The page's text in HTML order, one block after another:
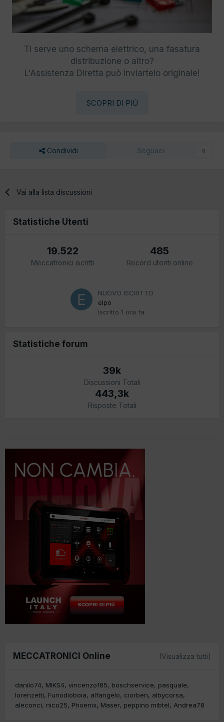
Ti serve uno schema elettrico, una fasatura
distribuzione o altro?
L'Assistenza Diretta può inviartelo originale!
SCOPRI DI PIÙ
Condividi Seguaci 0
Vai alla lista discussioni
Statistiche Utenti
19.522
Meccatronici iscritti
485
Record utenti online
NUOVO ISCRITTO
elpo
Iscritto 1 ora fa
Statistiche forum
39k
Discussioni Totali
443,3k
Risposte Totali
MECCATRONICI Online (Visualizza tutti)
danilo74 MIKS4 vincenzof85 boschservice
pasquale
lorenzetti
Furiodioboia alfangelo ciorben
albycorsa
aleconci
nico25 Phoenix Maser peppino mibtel Andrea78